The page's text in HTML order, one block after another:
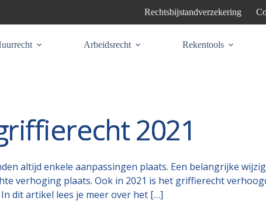
Rechtsbijstandverzekering
Arbeidsrecht Rekentools
2021
altijd enkele aanpassingen plaats. Een belangrijke
verhoging plaats. Ook in 2021 is het griffierecht
dit artikel lees je meer over het […]